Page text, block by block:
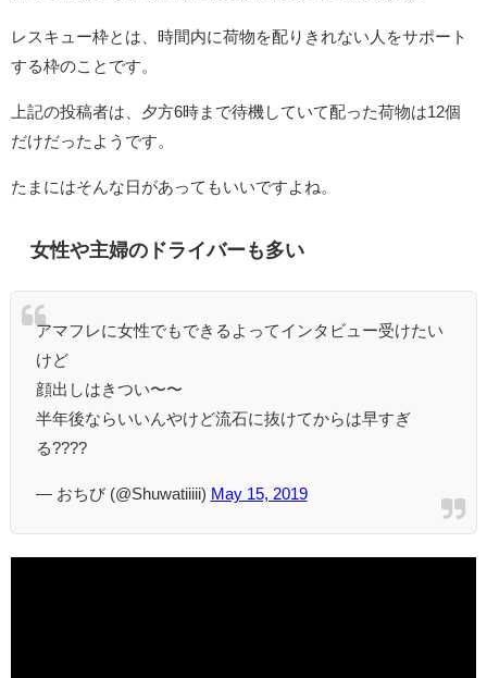
レスキュー枠とは、時間内に荷物を配りきれない人をサポート
する枠のことです。
上記の投稿者は、夕方6時まで待機していて配った荷物は12個
だけだったようです。
たまにはそんな日があってもいいですよね。
女性や主婦のドライバーも多い
アマフレに女性でもできるよってインタビュー受けたい
けど
顔出しはきつい〜〜
半年後ならいいんやけど流石に抜けてからは早すぎ
る????
— おちび (@Shuwatiiiii) May 15, 2019